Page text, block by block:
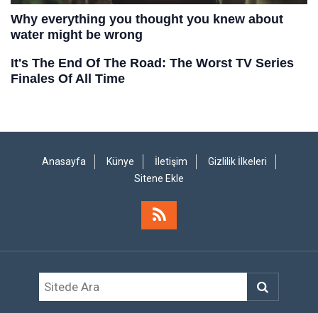
Anasayfa Künye İletişim
Gizlilik İlkeleri
Sitene Ekle